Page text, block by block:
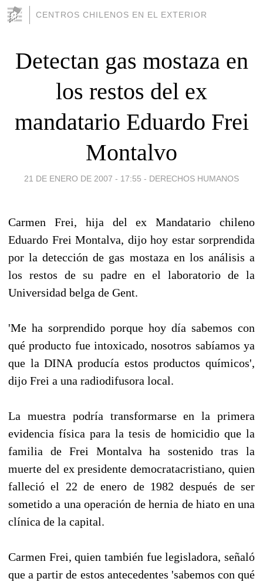
CENTROS CHILENOS EN EL EXTERIOR
Detectan gas mostaza en
los restos del ex
mandatario Eduardo Frei
Montalvo
21 DE ENERO DE 2007 - 17:55 - DERECHOS HUMANOS
Carmen Frei, hija del ex Mandatario chileno
Eduardo Frei Montalva, dijo hoy estar sorprendida
por la detección de gas mostaza en los análisis a
los restos de su padre en el laboratorio de la
Universidad belga de Gent.
'Me ha sorprendido porque hoy día sabemos con
qué producto fue intoxicado, nosotros sabíamos ya
que la DINA producía estos productos químicos',
dijo Frei a una radiodifusora local.
La muestra podría transformarse en la primera
evidencia física para la tesis de homicidio que la
familia de Frei Montalva ha sostenido tras la
muerte del ex presidente democratacristiano, quien
falleció el 22 de enero de 1982 después de ser
sometido a una operación de hernia de hiato en una
clínica de la capital.
Carmen Frei, quien también fue legisladora, señaló
que a partir de estos antecedentes 'sabemos con qué